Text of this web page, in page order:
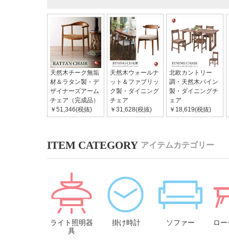
天然木チーク無垢
材＆ラタン製・デ
ザイナーズアーム
チェア（完成品）
￥51,346(税抜)
天然木ウォールナ
ット＆ファブリッ
ク製・ダイニング
チェア
￥31,628(税抜)
北欧カントリー
調・天然木パイン
製・ダイニングチ
ェア
￥18,619(税抜)
アイテムカテゴリー
ライト照明器
具
掛け時計 ソファー ロ